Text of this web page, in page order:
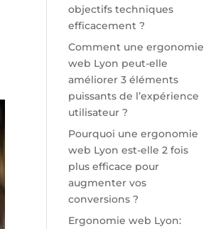
objectifs techniques
efficacement ?
Comment une ergonomie
web Lyon peut-elle
améliorer 3 éléments
puissants de l’expérience
utilisateur ?
Pourquoi une ergonomie
web Lyon est-elle 2 fois
plus efficace pour
augmenter vos
conversions ?
Ergonomie web Lyon: